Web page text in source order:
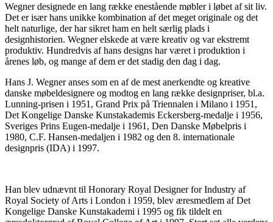
Wegner designede en lang række enestående møbler i løbet af sit liv.
Det er især hans unikke kombination af det meget originale og det
helt naturlige, der har sikret ham en helt særlig plads i
designhistorien. Wegner elskede at være kreativ og var ekstremt
produktiv. Hundredvis af hans designs har været i produktion i
årenes løb, og mange af dem er det stadig den dag i dag.
Hans J. Wegner anses som en af de mest anerkendte og kreative
danske møbeldesignere og modtog en lang række designpriser, bl.a.
Lunning-prisen i 1951, Grand Prix på Triennalen i Milano i 1951,
Det Kongelige Danske Kunstakademis Eckersberg-medalje i 1956,
Sveriges Prins Eugen-medalje i 1961, Den Danske Møbelpris i
1980, C.F. Hansen-medaljen i 1982 og den 8. internationale
designpris (IDA) i 1997.
Han blev udnævnt til Honorary Royal Designer for Industry af
Royal Society of Arts i London i 1959, blev æresmedlem af Det
Kongelige Danske Kunstakademi i 1995 og fik tildelt en